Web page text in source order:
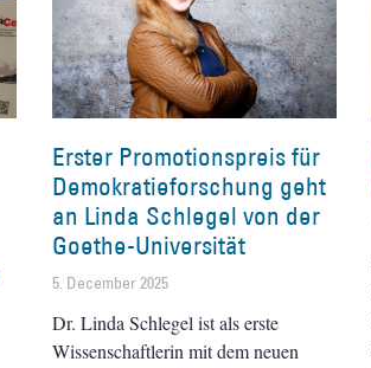
Erster Promotionspreis für
Demokratieforschung geht
an Linda Schlegel von der
Goethe-Universität
5. December 2025
Dr. Linda Schlegel ist als erste
Wissenschaftlerin mit dem neuen